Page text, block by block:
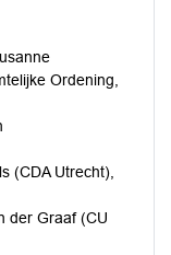
Ordening,
(CDA Utrecht),
der Graaf (CU